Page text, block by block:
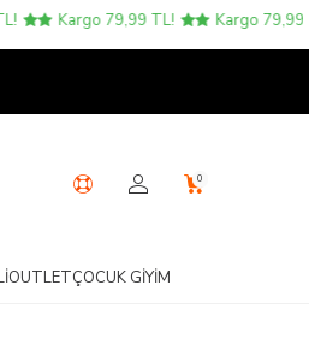
Kargo 79,99 TL! Kargo 79,99 TL!
0
OUTLETÇOCUK GIYIM